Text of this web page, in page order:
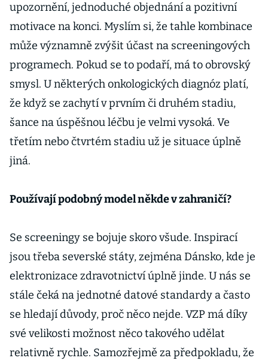
upozornění, jednoduché objednání a pozitivní
motivace na konci. Myslím si, že tahle kombinace
může významně zvýšit účast na screeningových
programech. Pokud se to podaří, má to obrovský
smysl. U některých onkologických diagnóz platí,
že když se zachytí v prvním či druhém stadiu,
šance na úspěšnou léčbu je velmi vysoká. Ve
třetím nebo čtvrtém stadiu už je situace úplně
jiná.
Používají podobný model někde v zahraničí?
Se screeningy se bojuje skoro všude. Inspirací
jsou třeba severské státy, zejména Dánsko, kde je
elektronizace zdravotnictví úplně jinde. U nás se
stále čeká na jednotné datové standardy a často
se hledají důvody, proč něco nejde. VZP má díky
své velikosti možnost něco takového udělat
relativně rychle. Samozřejmě za předpokladu, že